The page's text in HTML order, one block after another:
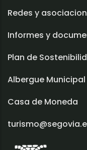
Redes y
Informes y
Plan de
Albergue
Casa de Moneda